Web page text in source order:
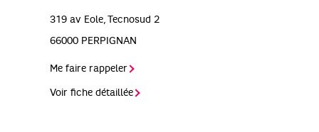
319 av Eole, Tecnosud 2
66000 PERPIGNAN
Me faire rappeler
Voir fiche détaillée